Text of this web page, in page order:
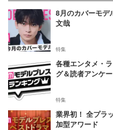
8月のカバーモデ
文哉
特集
各種エンタメ・
グ＆読者アンケ
特集
業界初！ 全プラ
加型アワード